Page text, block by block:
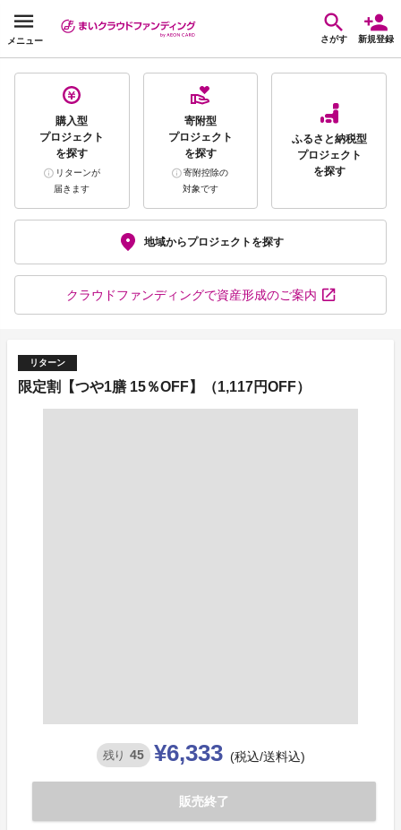
メニュー さがす 新規登録
購入型
プロジェクト
を探す
リターンが
届きます
寄附型
プロジェクト
を探す
寄附控除の
対象です
ふるさと納税型
プロジェクト
を探す
地域からプロジェクトを探す
クラウドファンディングで資産形成のご案内
リターン
限定割【つや1膳 15％OFF】（1,117円OFF）
残り 45 ¥6,333 (税込/送料込)
販売終了